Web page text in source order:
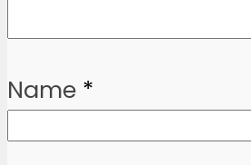
Name *